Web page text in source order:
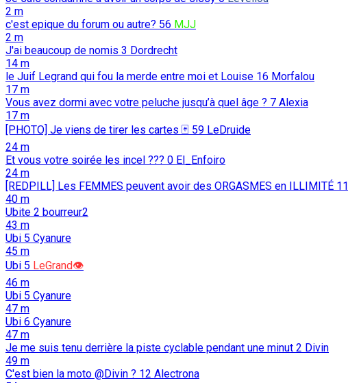
2 m
c'est epique du forum ou autre? 56 MJJ
2 m
J'ai beaucoup de nomis 3 Dordrecht
14 m
le Juif Legrand qui fou la merde entre moi et Louise 16 Morfalou
17 m
Vous avez dormi avec votre peluche jusqu’à quel âge ? 7 Alexia
17 m
[PHOTO] Je viens de tirer les cartes 🃏 59 LeDruide
24 m
Et vous votre soirée les incel ??? 0 El_Enfoiro
24 m
[REDPILL] Les FEMMES peuvent avoir des ORGASMES en ILLIMITÉ 11
40 m
Ubite 2 bourreur2
43 m
Ubi 5 Cyanure
45 m
Ubi 5 LeGrand👁️
46 m
Ubi 5 Cyanure
47 m
Ubi 6 Cyanure
47 m
Je me suis tenu derrière la piste cyclable pendant une minut 2 Divin
49 m
C'est bien la moto @Divin ? 12 Alectrona